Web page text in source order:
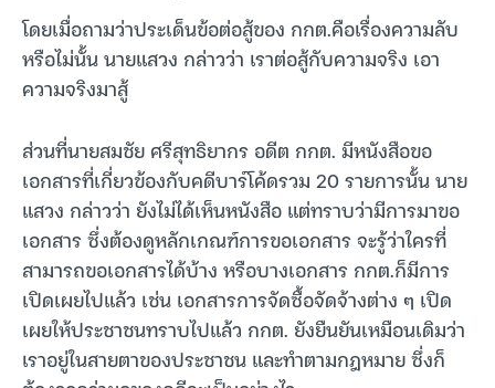
โดยเมื่อถามว่าประเด็นข้อต่อสู้ของ กกต.คือเรื่องความลับ
หรือไม่นั้น นายแสวง กล่าวว่า เราต่อสู้กับความจริง เอา
ความจริงมาสู้
ส่วนที่นายสมชัย ศรีสุทธิยากร อดีต กกต. มีหนังสือขอ
เอกสารที่เกี่ยวข้องกับคดีบาร์โค้ดรวม 20 รายการนั้น นาย
แสวง กล่าวว่า ยังไม่ได้เห็นหนังสือ แต่ทราบว่ามีการมาขอ
เอกสาร ซึ่งต้องดูหลักเกณฑ์การขอเอกสาร จะรู้ว่าใครที่
สามารถขอเอกสารได้บ้าง หรือบางเอกสาร กกต.ก็มีการ
เปิดเผยไปแล้ว เช่น เอกสารการจัดซื้อจัดจ้างต่าง ๆ เปิด
เผยให้ประชาชนทราบไปแล้ว กกต. ยังยืนยันเหมือนเดิมว่า
เราอยู่ในสายตาของประชาชน และทำตามกฎหมาย ซึ่งก็